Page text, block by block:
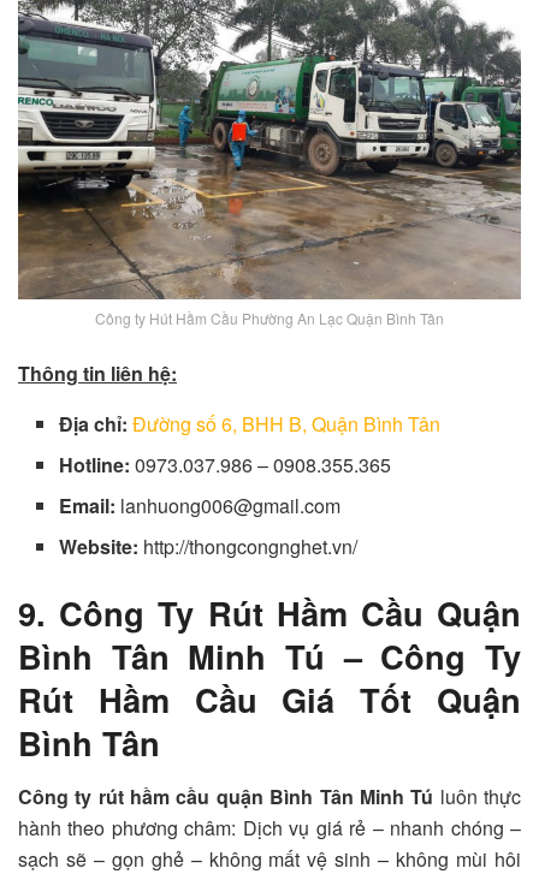
Công ty Hút Hầm Cầu Phường An Lạc Quận Bình Tân
Thông tin liên hệ:
Địa chỉ: Đường số 6, BHH B, Quận Bình Tân
Hotline: 0973.037.986 – 0908.355.365
Email: lanhuong006@gmail.com
Website: http://thongcongnghet.vn/
9. Công Ty Rút Hầm Cầu Quận
Bình Tân Minh Tú – Công Ty
Rút Hầm Cầu Giá Tốt Quận
Bình Tân
Công ty rút hầm cầu quận Bình Tân Minh Tú luôn thực
hành theo phương châm: Dịch vụ giá rẻ – nhanh chóng –
sạch sẽ – gọn ghẻ – không mất vệ sinh – không mùi hôi